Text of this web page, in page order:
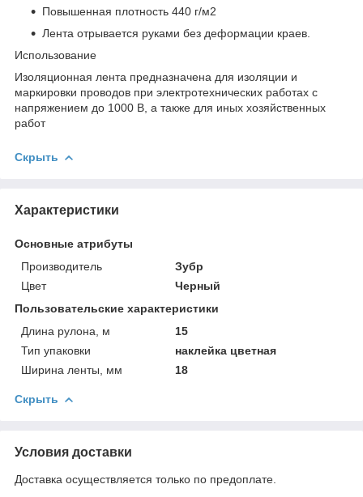
Повышенная плотность 440 г/м2
Лента отрывается руками без деформации краев.
Использование
Изоляционная лента предназначена для изоляции и
маркировки проводов при электротехнических работах с
напряжением до 1000 В, а также для иных хозяйственных
работ
Скрыть
Характеристики
Основные атрибуты
Производитель
Зубр
Цвет
Черный
Пользовательские характеристики
Длина рулона, м
15
Тип упаковки
наклейка цветная
Ширина ленты, мм
18
Скрыть
Условия доставки
Доставка осуществляется только по предоплате.